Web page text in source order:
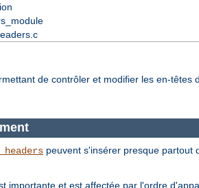
de contrôler et modifier les en-
peuvent s'insérer presque partout
importante et est affectée par l'ordre